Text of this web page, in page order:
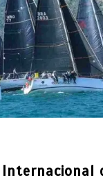
Internacional